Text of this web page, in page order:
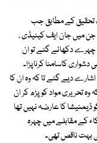
تحقیق کے مطابق جب
میں جان ایف کینیڈی ،
چہرے دکھائے گئے تو ان
کاسامنا کرناپڑا۔
دیے گئے تا کہ وہ ان کا
وہ تحریری مواد کو پڑھ کر ان
کا عارضہ نہیں تھا
کے مقابلے میں چہرہ
بہت ناقص تھی۔